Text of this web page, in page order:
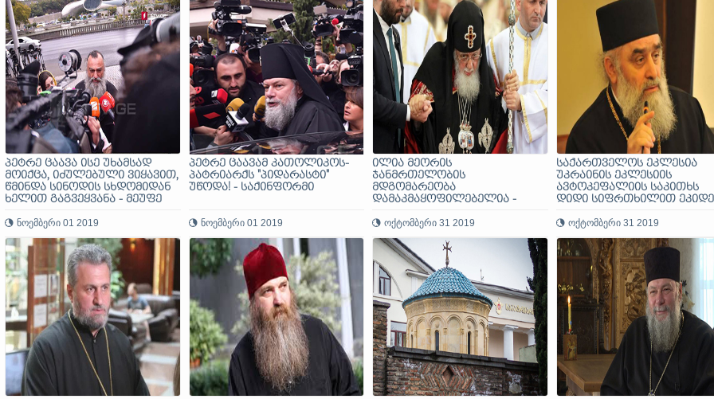
პეტრე ცაავა ისე უხამსად
მოიქცა, იძულებული ვიყავით,
წმინდა სინოდის სხდომიდან
ხელით გაგვეყვანა - მეუფე
ნოემბერი 01 2019
პეტრე ცაავამ კათოლიკოს-
პატრიარქს "პიდარასტი"
უწოდა! - საქინფორმი
ნოემბერი 01 2019
ილია მეორის
ჯანმრთელობის
მდგომარეობა
დამაკმაყოფილებელია -
ოქტომბერი 31 2019
საქართველოს ეკლესია
უკრაინის ეკლესიის
ავტოკეფალიის საკითხს
დიდი სიფრთხილით
ოქტომბერი 31 2019